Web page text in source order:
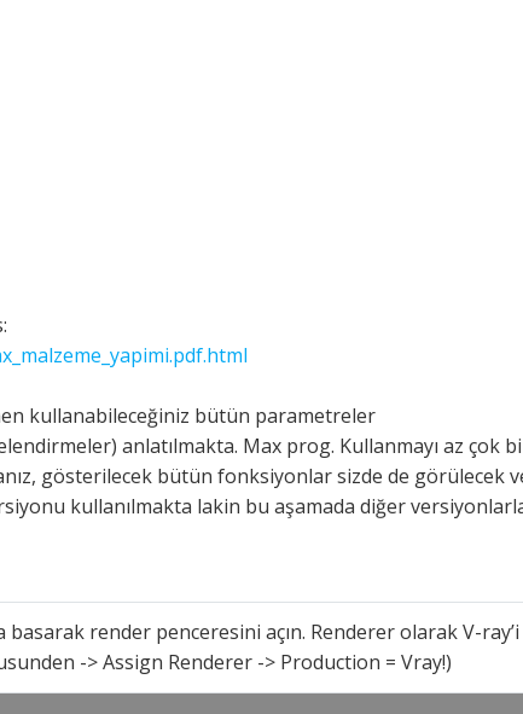
kullanabileceğiniz bütün parametreler
anlatılmakta. Max prog. Kullanmayı az çok
gösterilecek bütün fonksiyonlar sizde de görülecek
kullanılmakta lakin bu aşamada diğer
basarak render penceresini açın. Renderer olarak V-ray’i
-> Assign Renderer -> Production = Vray!)